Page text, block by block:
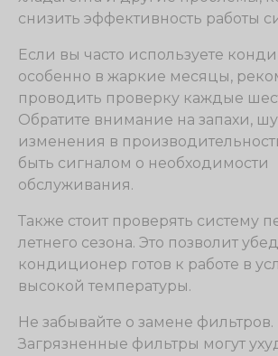
снизить эффективность работы
Если вы часто используете
особенно в жаркие месяцы,
проводить проверку каждые
Обратите внимание на запахи,
изменения в
быть сигналом о необходимости
обслуживания.
Также стоит проверять систему
летнего сезона. Это позволит
кондиционер готов к работе в
высокой температуры.
Не забывайте о замене фильтров.
Загрязненные фильтры могут